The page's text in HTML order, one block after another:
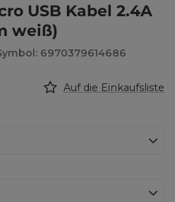
USB Kabel 2.4A
weiß)
6970379614686
Auf die Einkaufsliste